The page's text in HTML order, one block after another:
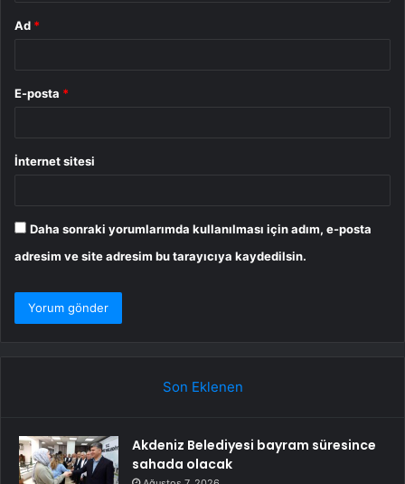
Ad *
E-posta *
İnternet sitesi
Daha sonraki yorumlarımda kullanılması için adım, e-posta
adresim ve site adresim bu tarayıcıya kaydedilsin.
Son Eklenen
Akdeniz Belediyesi bayram süresince
sahada olacak